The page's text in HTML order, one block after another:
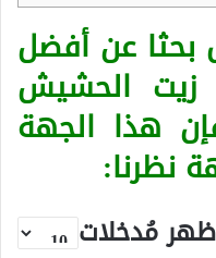
بحثا عن أفضل
زيت الحشيش
هذا الجهة
نظرنا:
مُدخلات